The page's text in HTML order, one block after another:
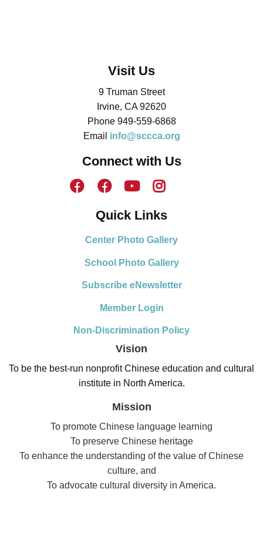
Visit Us
9 Truman Street
Irvine, CA 92620
Phone 949-559-6868
Email info@sccca.org
Connect with Us
Quick Links
Center Photo Gallery
School Photo Gallery
Subscribe eNewsletter
Member Login
Non-Discrimination Policy
Vision
To be the best-run nonprofit Chinese education and cultural
institute in North America.
Mission
To promote Chinese language learning
To preserve Chinese heritage
To enhance the understanding of the value of Chinese
culture, and
To advocate cultural diversity in America.